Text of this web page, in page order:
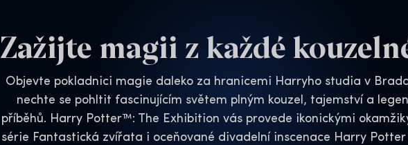
Zažijte magii z každé
Objevte pokladnici magie daleko za hranicemi Harryho studia v
nechte se pohltit fascinujícím světem plným kouzel, tajemství a
příběhů. Harry Potter™: The Exhibition vás provede ikonickými
série Fantastická zvířata i oceňované divadelní inscenace Harry